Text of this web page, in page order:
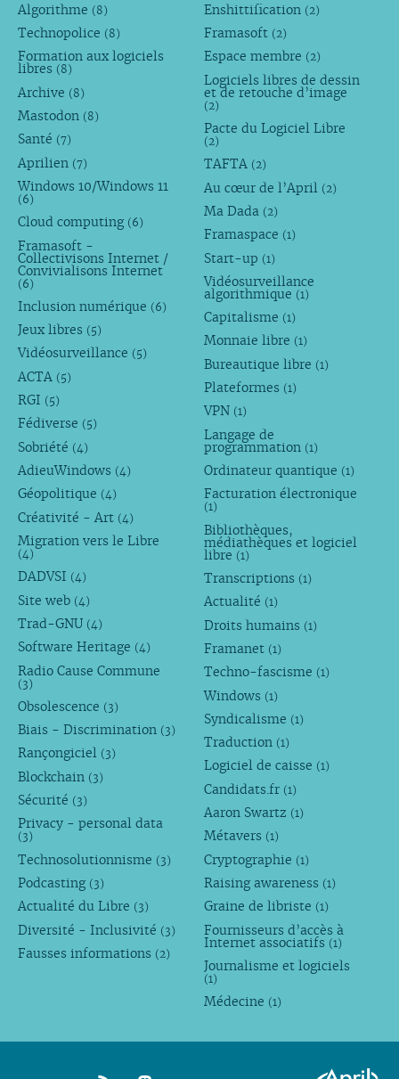
Algorithme (8)
Technopolice (8)
Formation aux logiciels
libres (8)
Archive (8)
Mastodon (8)
Santé (7)
Aprilien (7)
Windows 10/Windows 11
(6)
Cloud computing (6)
Framasoft -
Collectivisons Internet /
Convivialisons Internet
(6)
Inclusion numérique (6)
Jeux libres (5)
Vidéosurveillance (5)
ACTA (5)
RGI (5)
Fédiverse (5)
Sobriété (4)
AdieuWindows (4)
Géopolitique (4)
Créativité - Art (4)
Migration vers le Libre
(4)
DADVSI (4)
Site web (4)
Trad-GNU (4)
Software Heritage (4)
Radio Cause Commune
(3)
Obsolescence (3)
Biais - Discrimination (3)
Rançongiciel (3)
Blockchain (3)
Sécurité (3)
Privacy - personal data
(3)
Technosolutionnisme (3)
Podcasting (3)
Actualité du Libre (3)
Diversité - Inclusivité (3)
Fausses informations (2)
Enshittification (2)
Framasoft (2)
Espace membre (2)
Logiciels libres de dessin
et de retouche d’image
(2)
Pacte du Logiciel Libre
(2)
TAFTA (2)
Au cœur de l’April (2)
Ma Dada (2)
Framaspace (1)
Start-up (1)
Vidéosurveillance
algorithmique (1)
Capitalisme (1)
Monnaie libre (1)
Bureautique libre (1)
Plateformes (1)
VPN (1)
Langage de
programmation (1)
Ordinateur quantique (1)
Facturation électronique
(1)
Bibliothèques,
médiathèques et logiciel
libre (1)
Transcriptions (1)
Actualité (1)
Droits humains (1)
Framanet (1)
Techno-fascisme (1)
Windows (1)
Syndicalisme (1)
Traduction (1)
Logiciel de caisse (1)
Candidats.fr (1)
Aaron Swartz (1)
Métavers (1)
Cryptographie (1)
Raising awareness (1)
Graine de libriste (1)
Fournisseurs d’accès à
Internet associatifs (1)
Journalisme et logiciels
(1)
Médecine (1)